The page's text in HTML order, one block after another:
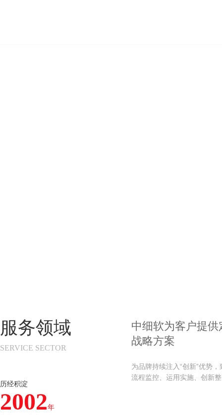
服务领域
SERVICE SECTOR
历经积淀
2002年
中细软为客户提
战略方案
为品牌持续注入“创新”优势
流程监控、运用实施、创新